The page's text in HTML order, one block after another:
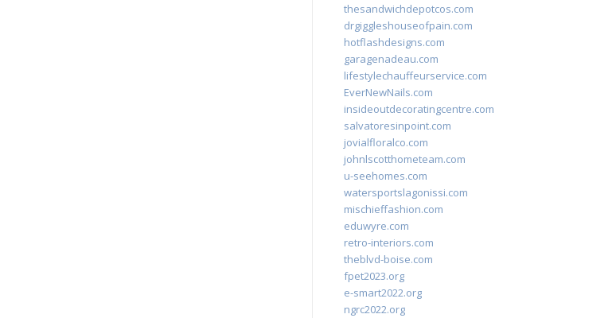
thesandwichdepotcos.com
drgiggleshouseofpain.com
hotflashdesigns.com
garagenadeau.com
lifestylechauffeurservice.com
EverNewNails.com
insideoutdecoratingcentre.com
salvatoresinpoint.com
jovialfloralco.com
johnlscotthometeam.com
u-seehomes.com
watersportslagonissi.com
mischieffashion.com
eduwyre.com
retro-interiors.com
theblvd-boise.com
fpet2023.org
e-smart2022.org
ngrc2022.org